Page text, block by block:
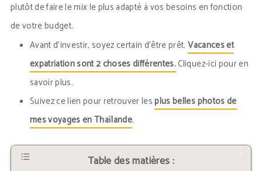
plutôt de faire le mix le plus adapté à vos besoins en fonction
de votre budget.
Avant d’investir, soyez certain d’être prêt. Vacances et
expatriation sont 2 choses différentes.Cliquez-ici pour en
savoir plus.
Suivez ce lien pour retrouver lesplus belles photos de
mes voyages en Thaïlande.
Table des matières :